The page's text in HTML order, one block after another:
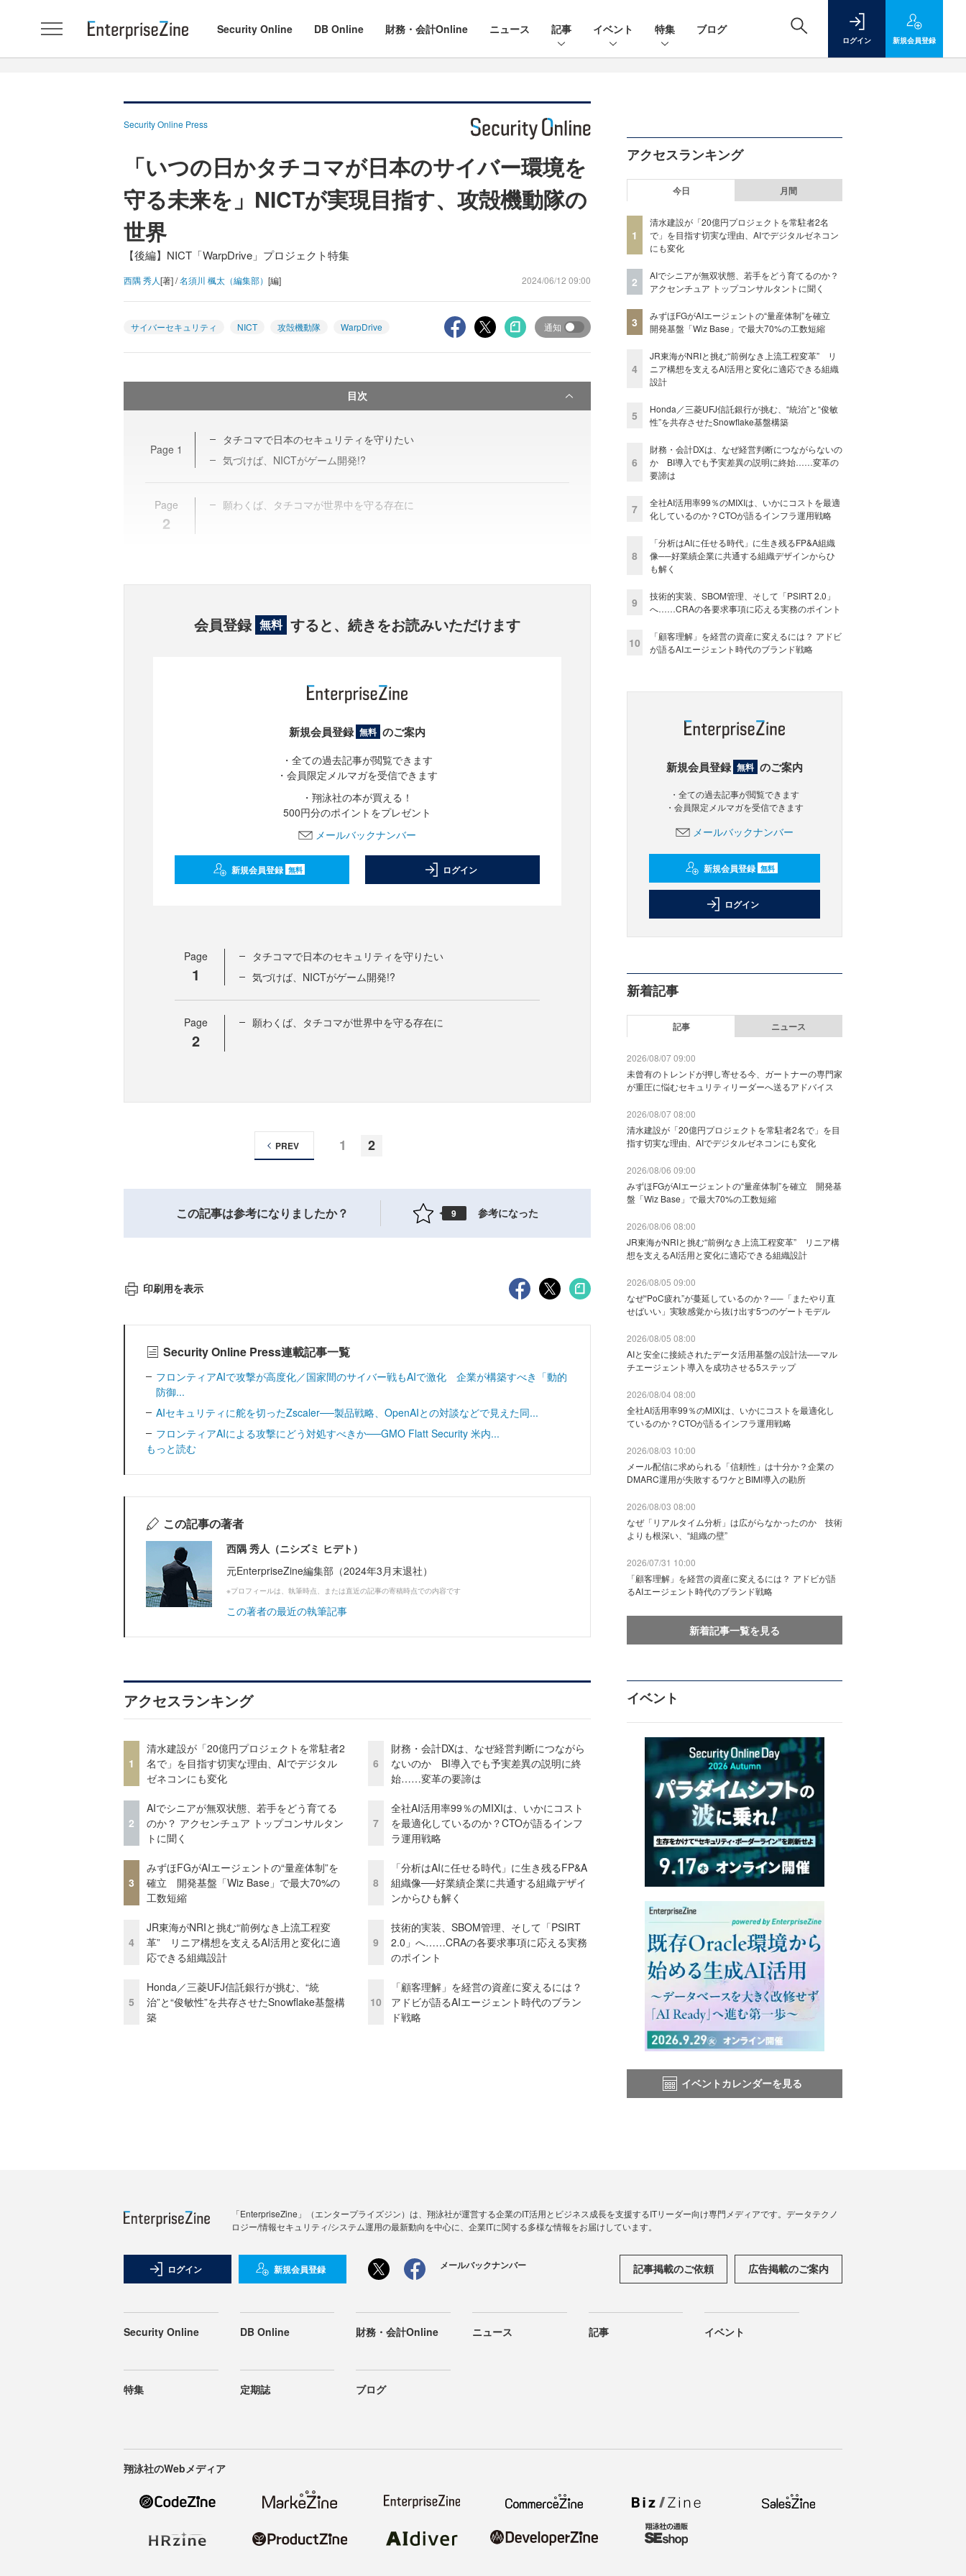
Security Online DB Online 財務・会計Online ニュース 記事 イベント 特集 ブログ
ログイン 新規会員登録
Security Online Press
「いつの日かタチコマが日本のサイバー環境を
守る未来を」NICTが実現目指す、攻殻機動隊の
世界
【後編】NICT「WarpDrive」プロジェクト特集
西隅 秀人[著] /名須川 楓太（編集部） [編] 2024/06/12 09:00
サイバーセキュリティ NICT 攻殻機動隊 WarpDrive 通知
目次
Page 1
タチコマで日本のセキュリティを守りたい
気づけば、NICTがゲーム開発!?
Page
2
願わくば、タチコマが世界中を守る存在に
会員登録 無料 すると、続きをお読みいただけます
新規会員登録 無料 のご案内
・全ての過去記事が閲覧できます
・会員限定メルマガを受信できます
・翔泳社の本が買える！
500円分のポイントをプレゼント
メールバックナンバー
新規会員登録 無料 ログイン
Page
1
タチコマで日本のセキュリティを守りたい
気づけば、NICTがゲーム開発!?
Page
2
願わくば、タチコマが世界中を守る存在に
1 2
PREV
この記事は参考になりましたか？ 9 参考になった
印刷用を表示
Security Online Press連載記事一覧
フロンティアAIで攻撃が高度化／国家間のサイバー戦もAIで激化 企業が構築すべき「動的
防御...
AIセキュリティに舵を切ったZscaler──製品戦略、OpenAIとの対談などで見えた同...
フロンティアAIによる攻撃にどう対処すべきか──GMO Flatt Security 米内...
もっと読む
この記事の著者
西隅 秀人（ニシズミ ヒデト）
元EnterpriseZine編集部（2024年3月末退社）
※プロフィールは、執筆時点、または直近の記事の寄稿時点での内容です
この著者の最近の執筆記事
アクセスランキング
1
清水建設が「20億円プロジェクトを常駐者2
名で」を目指す切実な理由、AIでデジタル
ゼネコンにも変化
2
AIでシニアが無双状態、若手をどう育てる
のか？ アクセンチュア トップコンサルタン
トに聞く
3
みずほFGがAIエージェントの“量産体制”を
確立 開発基盤「Wiz Base」で最大70%の
工数短縮
4
JR東海がNRIと挑む“前例なき上流工程変
革” リニア構想を支えるAI活用と変化に適
応できる組織設計
5
Honda／三菱UFJ信託銀行が挑む、“統
治”と“俊敏性”を共存させたSnowflake基盤構
築
6
財務・会計DXは、なぜ経営判断につながら
ないのか BI導入でも予実差異の説明に終
始……変革の要諦は
7
全社AI活用率99％のMIXIは、いかにコスト
を最適化しているのか？CTOが語るインフ
ラ運用戦略
8
「分析はAIに任せる時代」に生き残るFP&A
組織像──好業績企業に共通する組織デザイ
ンからひも解く
9
技術的実装、SBOM管理、そして「PSIRT
2.0」へ……CRAの各要求事項に応える実務
のポイント
10
「顧客理解」を経営の資産に変えるには？
アドビが語るAIエージェント時代のブラン
ド戦略
アクセスランキング
今日 月間
1
清水建設が「20億円プロジェクトを常駐者2名
で」を目指す切実な理由、AIでデジタルゼネコン
にも変化
2
AIでシニアが無双状態、若手をどう育てるのか？
アクセンチュア トップコンサルタントに聞く
3
みずほFGがAIエージェントの“量産体制”を確立
開発基盤「Wiz Base」で最大70%の工数短縮
4
JR東海がNRIと挑む“前例なき上流工程変革” リ
ニア構想を支えるAI活用と変化に適応できる組織
設計
5
Honda／三菱UFJ信託銀行が挑む、“統治”と“俊敏
性”を共存させたSnowflake基盤構築
6
財務・会計DXは、なぜ経営判断につながらないの
か BI導入でも予実差異の説明に終始……変革の
要諦は
7
全社AI活用率99％のMIXIは、いかにコストを最適
化しているのか？CTOが語るインフラ運用戦略
8
「分析はAIに任せる時代」に生き残るFP&A組織
像──好業績企業に共通する組織デザインからひ
も解く
9
技術的実装、SBOM管理、そして「PSIRT 2.0」
へ……CRAの各要求事項に応える実務のポイント
10
「顧客理解」を経営の資産に変えるには？ アドビ
が語るAIエージェント時代のブランド戦略
新規会員登録 無料 のご案内
・全ての過去記事が閲覧できます
・会員限定メルマガを受信できます
メールバックナンバー
新規会員登録 無料
ログイン
新着記事
記事 ニュース
2026/08/07 09:00
未曾有のトレンドが押し寄せる今、ガートナーの専門家
が重圧に悩むセキュリティリーダーへ送るアドバイス
2026/08/07 08:00
清水建設が「20億円プロジェクトを常駐者2名で」を目
指す切実な理由、AIでデジタルゼネコンにも変化
2026/08/06 09:00
みずほFGがAIエージェントの“量産体制”を確立 開発基
盤「Wiz Base」で最大70%の工数短縮
2026/08/06 08:00
JR東海がNRIと挑む“前例なき上流工程変革” リニア構
想を支えるAI活用と変化に適応できる組織設計
2026/08/05 09:00
なぜ“PoC疲れ”が蔓延しているのか？──「またやり直
せばいい」実験感覚から抜け出す5つのゲートモデル
2026/08/05 08:00
AIと安全に接続されたデータ活用基盤の設計法──マル
チエージェント導入を成功させる5ステップ
2026/08/04 08:00
全社AI活用率99％のMIXIは、いかにコストを最適化し
ているのか？CTOが語るインフラ運用戦略
2026/08/03 10:00
メール配信に求められる「信頼性」は十分か？企業の
DMARC運用が失敗するワケとBIMI導入の勘所
2026/08/03 08:00
なぜ「リアルタイム分析」は広がらなかったのか 技術
よりも根深い、“組織の壁”
2026/07/31 10:00
「顧客理解」を経営の資産に変えるには？ アドビが語
るAIエージェント時代のブランド戦略
新着記事一覧を見る
イベント
イベントカレンダーを見る
「EnterpriseZine」（エンタープライズジン）は、翔泳社が運営する企業のIT活用とビジネス成長を支援するITリーダー向け専門メディアです。データテクノ
ロジー/情報セキュリティ/システム運用の最新動向を中心に、企業ITに関する多様な情報をお届けしています。
ログイン 新規会員登録 メールバックナンバー 記事掲載のご依頼 広告掲載のご案内
Security Online DB Online 財務・会計Online ニュース 記事 イベント
特集 定期誌 ブログ
翔泳社のWebメディア